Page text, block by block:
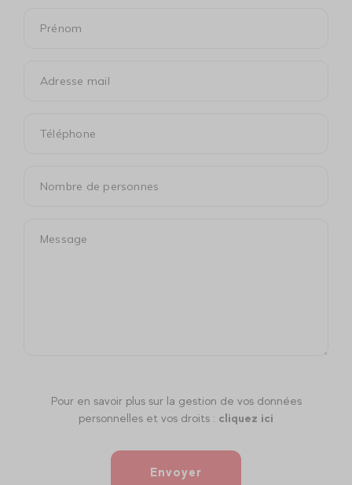
Pour en savoir plus sur la gestion de vos données
personnelles et vos droits : cliquez ici
Envoyer